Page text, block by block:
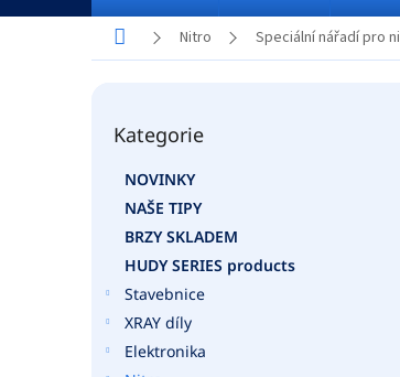
Domů Nitro Speciální nářadí pro
kategorie
Kategorie
NOVINKY
NAŠE TIPY
BRZY SKLADEM
HUDY SERIES products
Stavebnice
XRAY díly
Elektronika